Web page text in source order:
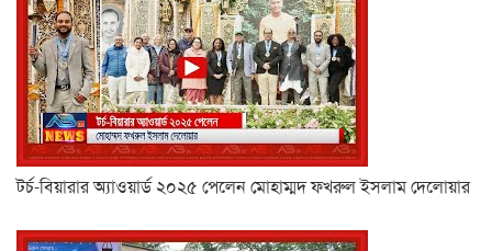
টর্চ-বিয়ারার অ্যাওয়ার্ড ২০২৫ পেলেন মোহাম্মদ ফখরুল ইসলাম দেলোয়ার